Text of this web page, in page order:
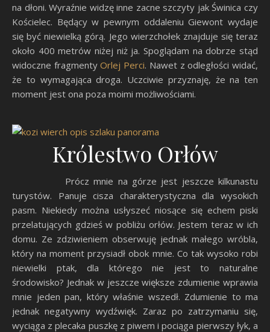
na dłoni. Wyraźnie widzę inne zacne szczyty jak Świnica czy
Kościelec. Będący w pewnym oddaleniu Giewont wydaje
się być niewielką górą. Jego wierzchołek znajduje się teraz
około 400 metrów niżej niż ja. Spoglądam na dobrze stąd
widoczne fragmentyOrlej Perci. Nawet z odległości widać,
że to wymagająca droga. Uczciwie przyznaję, że na ten
moment jest ona poza moimi możliwościami.
Królestwo Orłów
Prócz mnie na górze jest jeszcze kilkunastu
turystów. Panuje cisza charakterystyczna dla wysokich
pasm. Niekiedy można usłyszeć niosące się echem piski
przelatujących gdzieś w pobliżu orłów. Jestem teraz w ich
domu. Ze zdziwieniem obserwuję jednak małego wróbla,
który na moment przysiadł obok mnie. Co tak wysoko robi
niewielki ptak, dla którego nie jest to naturalne
środowisko? Jednak w jeszcze większe zdumienie wprawia
mnie jeden pan, który właśnie wszedł. Zdumienie to ma
jednak negatywny wydźwięk. Zaraz po zatrzymaniu się,
wyciąga z plecaka puszkę z piwem i pociąga pierwszy łyk, a